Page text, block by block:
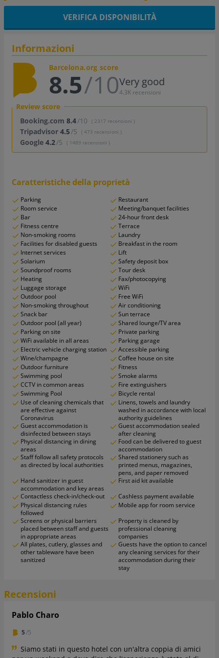
VERIFICA DISPONIBILITÀ
Informazioni
Barcelona.org score
8.5/10Very good
4.3K recensioni
Review score
Booking.com 8.4/10 ( 2317 recensioni )
Tripadvisor 4.5/5 ( 473 recensioni )
Google 4.2/5 ( 1489 recensioni )
Caratteristiche della proprietà
Parking
Restaurant
Room service
Meeting/banquet facilities
Bar
24-hour front desk
Fitness centre
Terrace
Non-smoking rooms
Laundry
Facilities for disabled guests
Breakfast in the room
Internet services
Lift
Solarium
Safety deposit box
Soundproof rooms
Tour desk
Heating
Fax/photocopying
Luggage storage
WiFi
Outdoor pool
Free WiFi
Non-smoking throughout
Air conditioning
Snack bar
Sun terrace
Outdoor pool (all year)
Shared lounge/TV area
Parking on site
Private parking
WiFi available in all areas
Parking garage
Electric vehicle charging station
Accessible parking
Wine/champagne
Coffee house on site
Outdoor furniture
Fitness
Swimming pool
Smoke alarms
CCTV in common areas
Fire extinguishers
Swimming Pool
Bicycle rental
Use of cleaning chemicals that
are effective against
Coronavirus
Linens, towels and laundry
washed in accordance with local
authority guidelines
Guest accommodation is
disinfected between stays
Guest accommodation sealed
after cleaning
Physical distancing in dining
areas
Food can be delivered to guest
accommodation
Staff follow all safety protocols
as directed by local authorities
Shared stationery such as
printed menus, magazines,
pens, and paper removed
Hand sanitizer in guest
accommodation and key areas
First aid kit available
Contactless check-in/check-out
Cashless payment available
Physical distancing rules
followed
Mobile app for room service
Screens or physical barriers
placed between staff and guests
in appropriate areas
Property is cleaned by
professional cleaning
companies
All plates, cutlery, glasses and
other tableware have been
sanitized
Guests have the option to cancel
any cleaning services for their
accommodation during their
stay
Recensioni
Pablo Charo
5/5
Siamo stati in questo hotel con un'altra coppia di amici